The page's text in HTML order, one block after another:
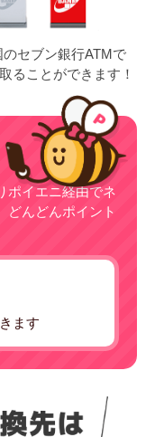
セブン銀行ATMで
ることができます！
ポイエニ経由でネ
どんどんポイント
ます